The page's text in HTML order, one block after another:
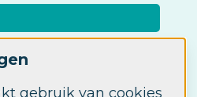
gebruik van cookies